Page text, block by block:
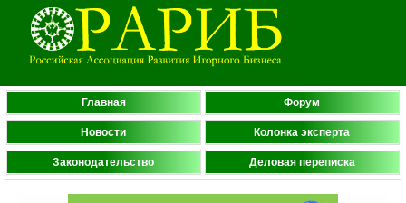
Главная Форум
Новости Колонка эксперта
Законодательство Деловая переписка